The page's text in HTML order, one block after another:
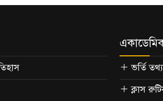
ভর্তি তথ্য
ক্লাস